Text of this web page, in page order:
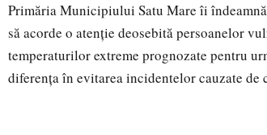
Primăria Municipiului Satu Mare îi
să acorde o atenție deosebită persoanelor
temperaturilor extreme prognozate pentru
diferența în evitarea incidentelor cauzate de